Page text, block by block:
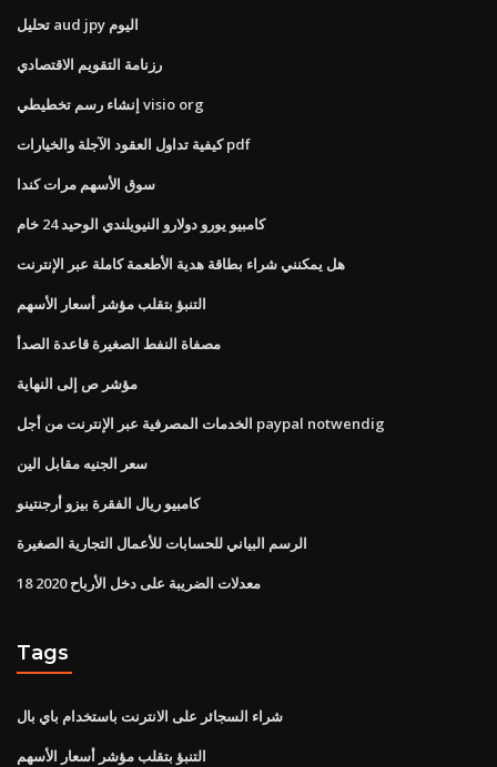
تحليل aud jpy اليوم
رزنامة التقويم الاقتصادي
إنشاء رسم تخطيطي visio org
كيفية تداول العقود الآجلة والخيارات pdf
سوق الأسهم مرات كندا
كامبيو يورو دولارو النيويلندي الوحيد 24 خام
هل يمكنني شراء بطاقة هدية الأطعمة كاملة عبر الإنترنت
التنبؤ بتقلب مؤشر أسعار الأسهم
مصفاة النفط الصغيرة قاعدة الصدأ
مؤشر ص إلى النهاية
الخدمات المصرفية عبر الإنترنت من أجل paypal notwendig
سعر الجنيه مقابل الين
كامبيو ريال الفقرة بيزو أرجنتينو
الرسم البياني للحسابات للأعمال التجارية الصغيرة
معدلات الضريبة على دخل الأرباح 2020 18
Tags
شراء السجائر على الانترنت باستخدام باي بال
التنبؤ بتقلب مؤشر أسعار الأسهم